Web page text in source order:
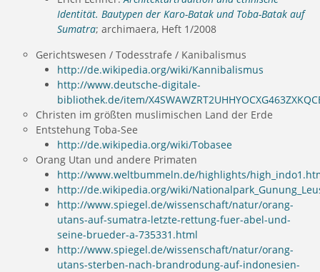
Identität. Bautypen der Karo-Batak und Toba-Batak auf
Sumatra; archimaera, Heft 1/2008
Gerichtswesen / Todesstrafe / Kanibalismus
http://de.wikipedia.org/wiki/Kannibalismus
http://www.deutsche-digitale-
bibliothek.de/item/
Christen im größten muslimischen Land der Erde
Entstehung Toba-See
http://de.wikipedia.org/wiki/Tobasee
Orang Utan und andere Primaten
http://www.weltbummeln.de/highlights/
http://de.wikipedia.org/wiki/
http://www.spiegel.de/wissenschaft/natur/orang-
utans-auf-sumatra-letzte-rettung-fuer-abel-und-
seine-brueder-a-735331.html
http://www.spiegel.de/wissenschaft/natur/orang-
utans-sterben-nach-brandrodung-auf-indonesien-